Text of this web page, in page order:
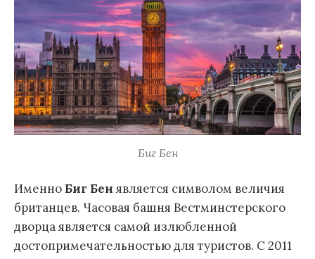
Биг Бен
Именно Биг Бен является символом величия
британцев. Часовая башня Вестминстерского
дворца является самой излюбленной
достопримечательностью для туристов. С 2011